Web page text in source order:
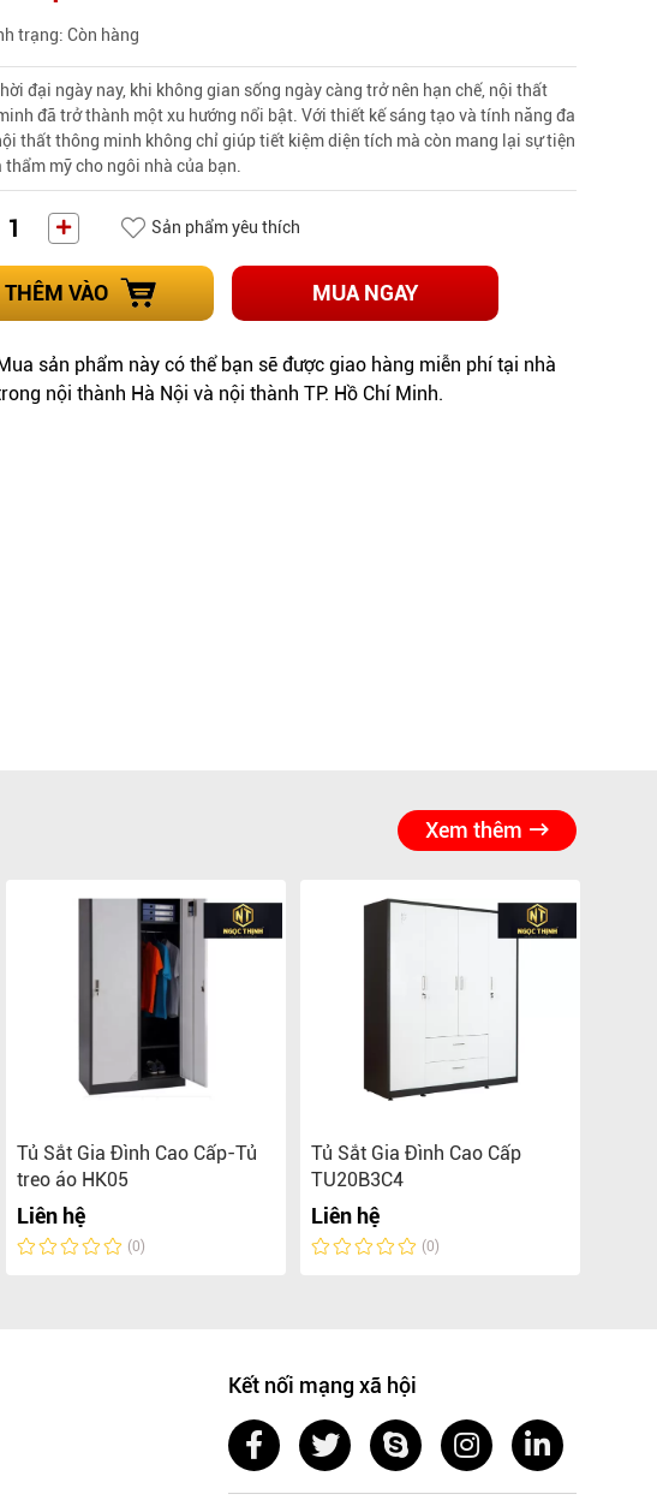
trạng: Còn hàng
đại ngày nay, khi không gian sống ngày càng trở nên hạn chế, nội thất
đã trở thành một xu hướng nổi bật. Với thiết kế sáng tạo và tính năng đa
thất thông minh không chỉ giúp tiết kiệm diện tích mà còn mang lại sự tiện
thẩm mỹ cho ngôi nhà của bạn.
Sản phẩm yêu thích
THÊM VÀO MUA NGAY
sản phẩm này có thể bạn sẽ được giao hàng miễn phí tại nhà
nội thành Hà Nội và nội thành TP. Hồ Chí Minh.
Xem thêm
Tủ Sắt Gia Đình Cao Cấp-Tủ
treo áo HK05
Liên hệ
(0)
Tủ Sắt Gia Đình Cao Cấp
TU20B3C4
Liên hệ
(0)
Kết nối mạng xã hội